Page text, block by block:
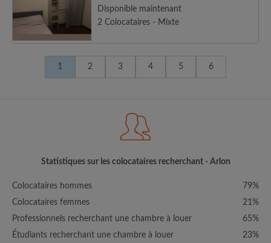
Disponible maintenant
2 Colocataires - Mixte
1 2 3 4 5 6
Statistiques sur les colocataires recherchant - Arlon
Colocataires hommes
79%
Colocataires femmes
21%
Professionnels recherchant une chambre à louer
65%
Étudiants recherchant une chambre à louer
23%